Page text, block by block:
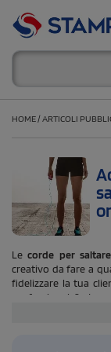
HOME /ARTICOLI
Lecorde per
creativo da fare a
fidelizzare la tua
professionale?